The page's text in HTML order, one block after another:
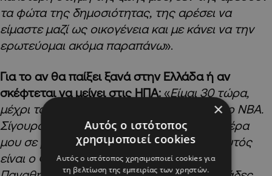
τα φώτα της δημοσιότητας, της αρέσει να
είμαστε μαζί ως οικογένεια και με κάνει να την
ερωτεύομαι ακόμα παραπάνω».
Για το αν θα παίξει ξανά στην Ελλάδα ή αν
σκέφτεται να μείνει στις ΗΠΑ: «Είμαι 30 τώρα,
μέχρι τα 36, 38 θα μπορούσα να παίξω στο NBA.
Σίγουρα θα μπορούσα να κλείσω την καριέρα
μου σε μία ελληνική ομάδα, γιατί όχι; Αν αυτός
είναι ο Φιλαθλητικός, ο Ολυμπιακός, ο
×
Αυτός ο ιστότοπος
χρησιμοποιεί cookies
Αυτός ο ιστότοπος χρησιμοποιεί cookies για
τη βελτίωση της εμπειρίας των χρηστών.